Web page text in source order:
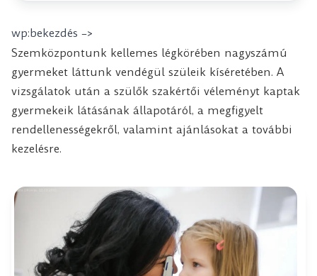
wp:bekezdés –>
Szemközpontunk kellemes légkörében nagyszámú
gyermeket láttunk vendégül szüleik kíséretében. A
vizsgálatok után a szülők szakértői véleményt kaptak
gyermekeik látásának állapotáról, a megfigyelt
rendellenességekről, valamint ajánlásokat a további
kezelésre.